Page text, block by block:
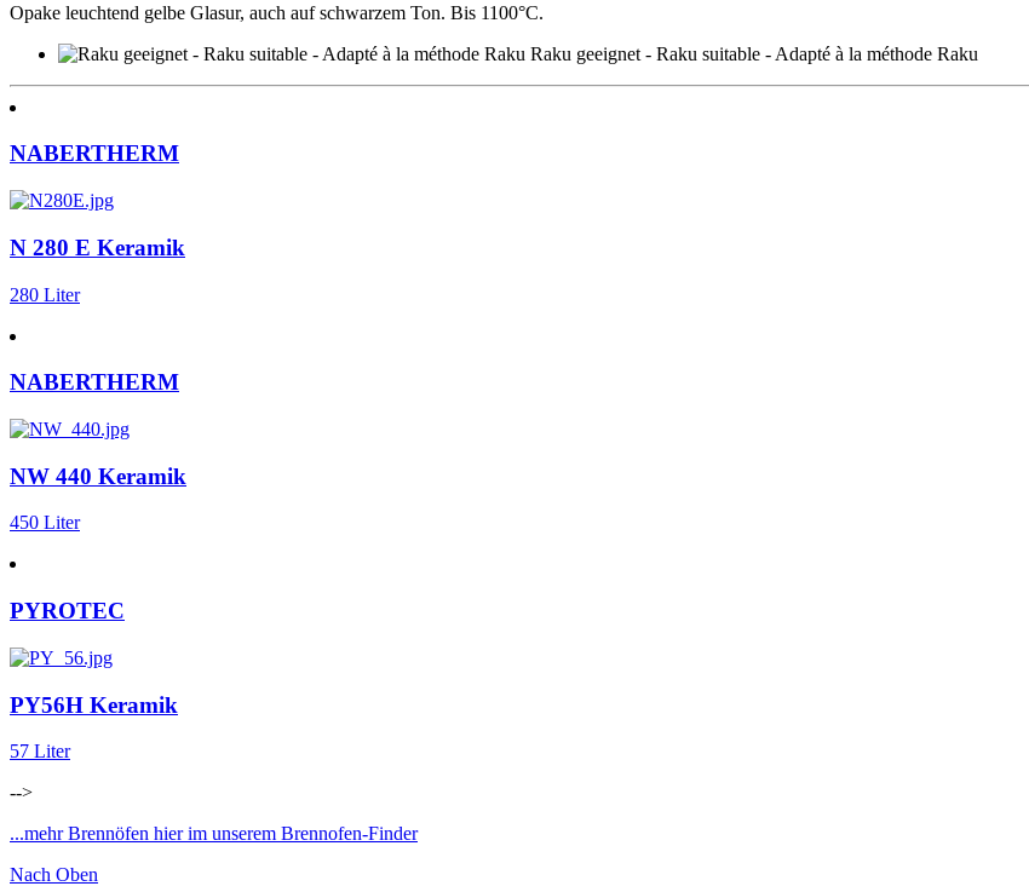
Opake leuchtend gelbe Glasur, auch auf schwarzem Ton. Bis 1100°C.
Raku geeignet - Raku suitable - Adapté à la méthode Raku
NABERTHERM
N 280 E Keramik
280 Liter
NABERTHERM
NW 440 Keramik
450 Liter
PYROTEC
PY56H Keramik
57 Liter
-->
...mehr Brennöfen hier im unserem Brennofen-Finder
Nach Oben